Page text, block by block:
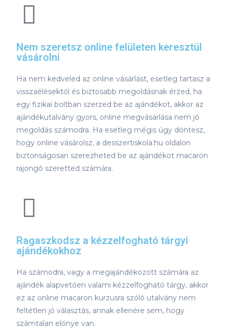
Nem szeretsz online felületen keresztül
vásárolni
Ha nem kedveled az online vásárlást, esetleg tartasz a
visszaélésektől és biztosabb megoldásnak érzed, ha
egy fizikai boltban szerzed be az ajándékot, akkor az
ajándékutalvány gyors, online megvásárlása nem jó
megoldás számodra. Ha esetleg mégis úgy döntesz,
hogy online vásárolsz, a desszertiskola.hu oldalon
biztonságosan szerezheted be az ajándékot macaron
rajongó szeretted számára.
Ragaszkodsz a kézzelfogható tárgyi
ajándékokhoz
Ha számodra, vagy a megajándékozott számára az
ajándék alapvetően valami kézzelfogható tárgy, akkor
ez az online macaron kurzusra szóló utalvány nem
feltétlen jó választás, annak ellenére sem, hogy
számtalan előnye van.